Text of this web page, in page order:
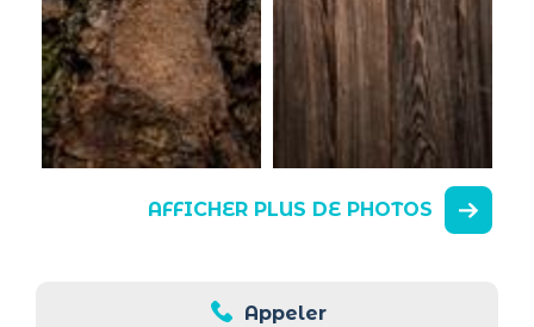
AFFICHER PLUS DE PHOTOS
Appeler